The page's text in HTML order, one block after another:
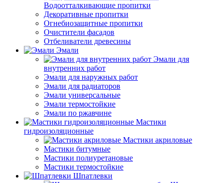
Водоотталкивающие пропитки
Декоративные пропитки
Огнебиозащитные пропитки
Очистители фасадов
Отбеливатели древесины
Эмали
Эмали для
внутренних работ
Эмали для наружных работ
Эмали для радиаторов
Эмали универсальные
Эмали термостойкие
Эмали по ржавчине
Мастики
гидроизоляционные
Мастики акриловые
Мастики битумные
Мастики полиуретановые
Мастики термостойкие
Шпатлевки